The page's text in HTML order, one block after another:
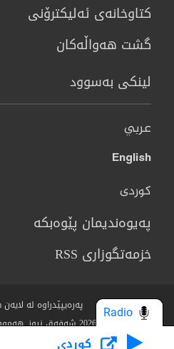
كتاوخانه‌ی ئه‌ليكترۆنی
گشت هەواڵەکان
لینکی بەسوود
عربي
English
کوردی
پەیوەندیمان پێوەبکە
خزمەتگوزاری RSS
پەرەیپێدراوە لە لایەن Arcella Telecom
Who we Are?
مەرج و رێساکانكوردى
Radio